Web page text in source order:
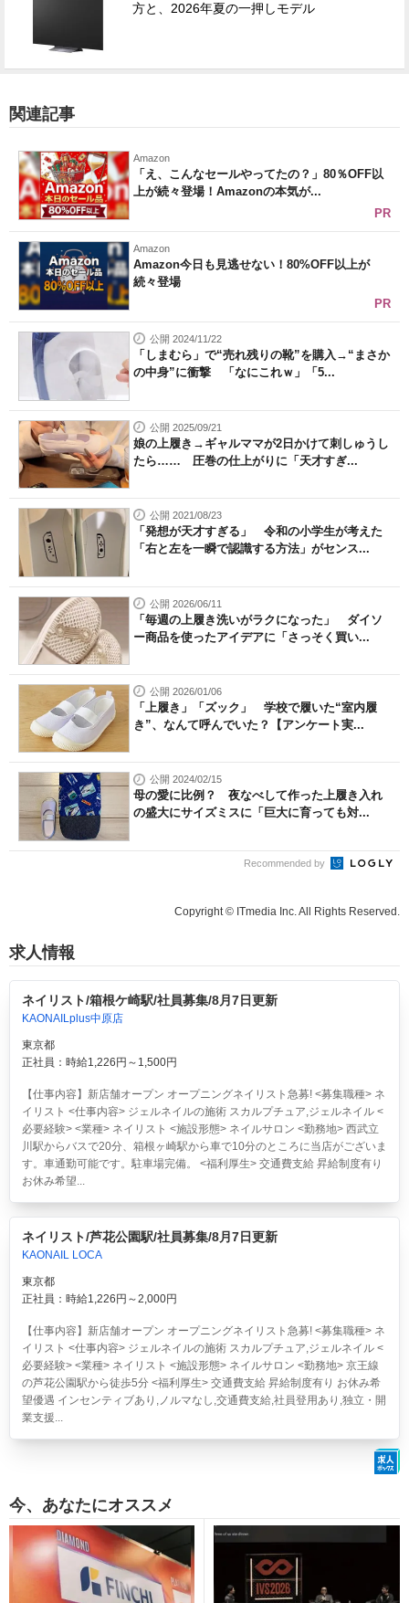
方と、2026年夏の一押しモデル
関連記事
Amazon
「え、こんなセールやってたの？」80％OFF以
上が続々登場！Amazonの本気が...
PR
Amazon
Amazon今日も見逃せない！80%OFF以上が
続々登場
PR
公開 2024/11/22
「しまむら」で“売れ残りの靴”を購入→“まさか
の中身”に衝撃 「なにこれｗ」「5...
公開 2025/09/21
娘の上履き→ギャルママが2日かけて刺しゅうし
たら…… 圧巻の仕上がりに「天才すぎ...
公開 2021/08/23
「発想が天才すぎる」 令和の小学生が考えた
「右と左を一瞬で認識する方法」がセンス...
公開 2026/06/11
「毎週の上履き洗いがラクになった」 ダイソ
ー商品を使ったアイデアに「さっそく買い...
公開 2026/01/06
「上履き」「ズック」 学校で履いた“室内履
き”、なんて呼んでいた？【アンケート実...
公開 2024/02/15
母の愛に比例？ 夜なべして作った上履き入れ
の盛大にサイズミスに「巨大に育っても対...
Recommended by
Copyright © ITmedia Inc. All Rights Reserved.
求人情報
ネイリスト/箱根ケ崎駅/社員募集/8月7日更新
KAONAILplus中原店
東京都
正社員：時給1,226円～1,500円
【仕事内容】新店舗オープン オープニングネイリスト急募! <募集職種> ネ
イリスト <仕事内容> ジェルネイルの施術 スカルプチュア,ジェルネイル <
必要経験> <業種> ネイリスト <施設形態> ネイルサロン <勤務地> 西武立
川駅からバスで20分、箱根ヶ崎駅から車で10分のところに当店がございま
す。車通勤可能です。駐車場完備。 <福利厚生> 交通費支給 昇給制度有り
お休み希望...
ネイリスト/芦花公園駅/社員募集/8月7日更新
KAONAIL LOCA
東京都
正社員：時給1,226円～2,000円
【仕事内容】新店舗オープン オープニングネイリスト急募! <募集職種> ネ
イリスト <仕事内容> ジェルネイルの施術 スカルプチュア,ジェルネイル <
必要経験> <業種> ネイリスト <施設形態> ネイルサロン <勤務地> 京王線
の芦花公園駅から徒歩5分 <福利厚生> 交通費支給 昇給制度有り お休み希
望優遇 インセンティブあり,ノルマなし,交通費支給,社員登用あり,独立・開
業支援...
今、あなたにオススメ